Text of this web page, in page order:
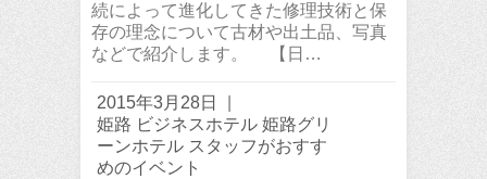
続によって進化してきた修理技術と保
存の理念について古材や出土品、写真
などで紹介します。 【日…
2015年3月28日
姫路 ビジネスホテル 姫路グリ
ーンホテル スタッフがおすす
めのイベント